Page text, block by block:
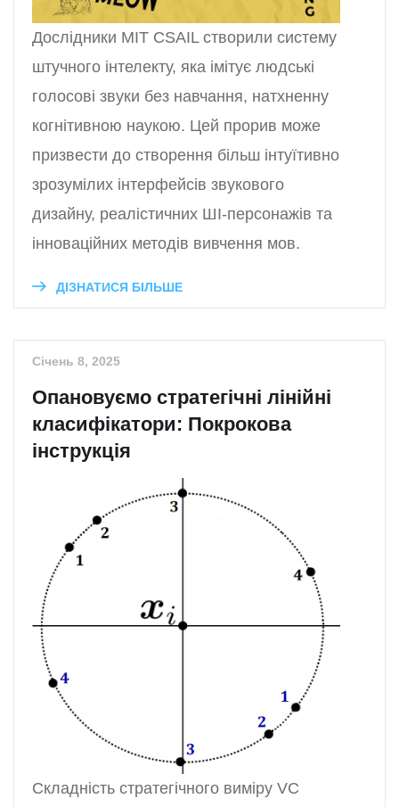
Дослідники MIT CSAIL створили систему
штучного інтелекту, яка імітує людські
голосові звуки без навчання, натхненну
когнітивною наукою. Цей прорив може
призвести до створення більш інтуїтивно
зрозумілих інтерфейсів звукового
дизайну, реалістичних ШІ-персонажів та
інноваційних методів вивчення мов.
ДІЗНАТИСЯ БІЛЬШЕ
Січень 8, 2025
Опановуємо стратегічні лінійні
класифікатори: Покрокова
інструкція
Складність стратегічного виміру VC